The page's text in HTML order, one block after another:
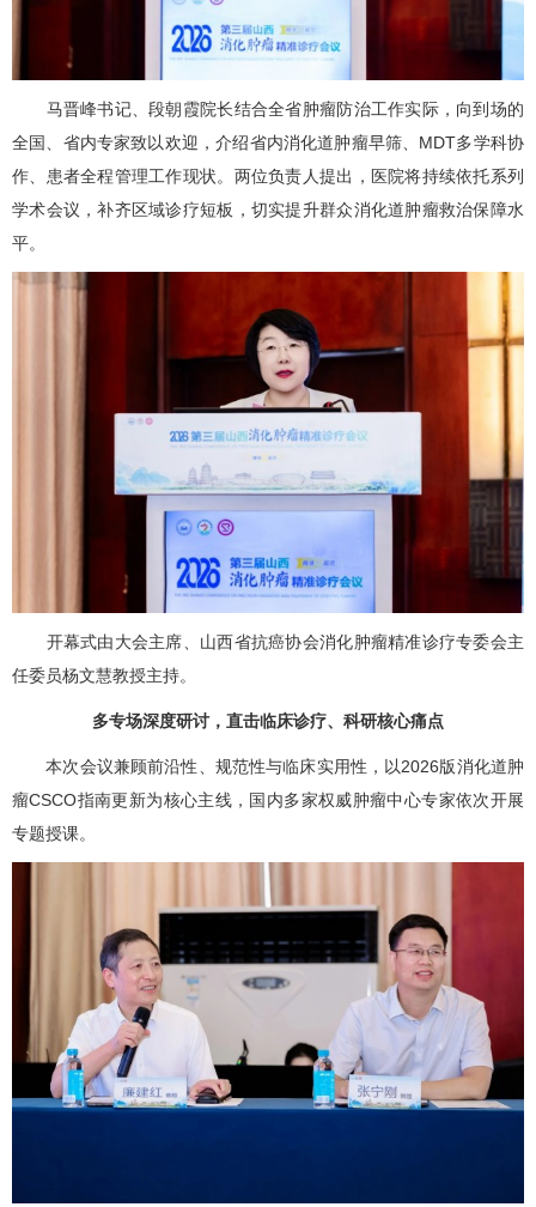
马晋峰书记、段朝霞院长结合全省肿瘤防治工作实际，向到场的
全国、省内专家致以欢迎，介绍省内消化道肿瘤早筛、MDT多学科协
作、患者全程管理工作现状。两位负责人提出，医院将持续依托系列
学术会议，补齐区域诊疗短板，切实提升群众消化道肿瘤救治保障水
平。
开幕式由大会主席、 山西省抗癌协会消化肿瘤精准诊疗专委会主
任委员杨文慧教授主持。
多专场深度研讨，直击临床诊疗、科研核心痛点
本次会议兼顾前沿性、规范性与临床实用性，以2026版消化道肿
瘤CSCO指南更新为核心主线，国内多家权威肿瘤中心专家依次开展
专题授课。